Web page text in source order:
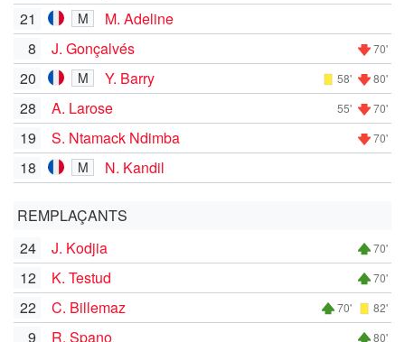
21
M
M. Adeline
8
J. Gonçalvés 70'
20 M Y. Barry 58' 80'
28 A. Larose 55' 70'
19 S. Ntamack Ndimba 70'
18 M N. Kandil
REMPLAÇANTS
24
J. Kodjia 70'
12 K. Testud 70'
22 C. Billemaz 70' 82'
9 R. Spano 80'